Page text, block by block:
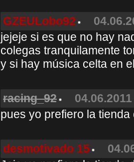
GZEULobo92
jejeje si es que no hay
colegas tranquilamente
y si hay música celta en
racing_92
pues yo prefiero la
desmotivado 15